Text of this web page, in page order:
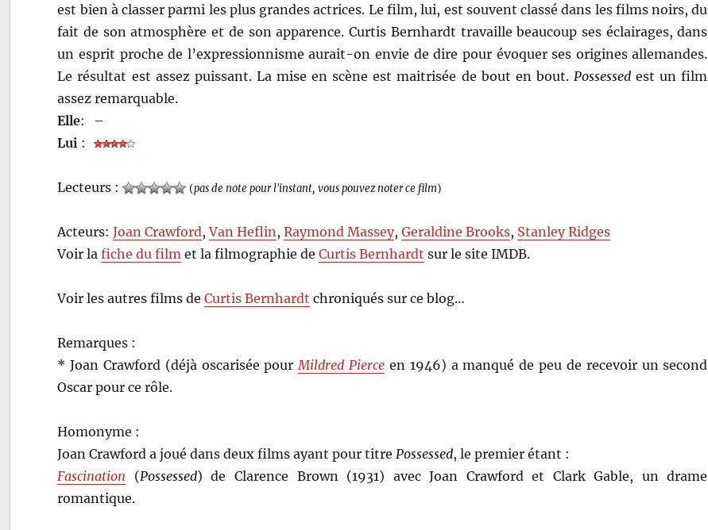
est bien à classer parmi les plus grandes actrices. Le film, lui, est souvent classé dans les films noirs, du
fait de son atmosphère et de son apparence. Curtis Bernhardt travaille beaucoup ses éclairages, dans
un esprit proche de l’expressionnisme aurait-on envie de dire pour évoquer ses origines allemandes.
Le résultat est assez puissant. La mise en scène est maitrisée de bout en bout. Possessed est un film
assez remarquable.
Elle:
–
Lui :
Lecteurs : (pas de note pour l'instant, vous pouvez noter ce film)
Acteurs:Joan Crawford,Van Heflin ,Raymond Massey,Geraldine Brooks, Stanley Ridges
Voir lafiche du film et la filmographie deCurtis Bernhardt sur le site IMDB.
Voir les autres films deCurtis Bernhardt chroniqués sur ce blog…
Remarques :
* Joan Crawford (déjà oscarisée pour Mildred Pierce en 1946) a manqué de peu de recevoir un second
Oscar pour ce rôle.
Homonyme :
Joan Crawford a joué dans deux films ayant pour titre Possessed, le premier étant :
Fascination (Possessed) de Clarence Brown (1931) avec Joan Crawford et Clark Gable, un drame
romantique.